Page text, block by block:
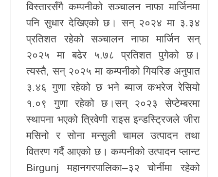
खेलकुद
Unicode
विस्तारसँगै कम्पनीको सञ्चालन नाफा मार्जिनमा
पनि सुधार देखिएको छ। सन् २०२४ मा ३.३४
प्रतिशत रहेको सञ्चालन नाफा मार्जिन सन्
२०२५ मा बढेर ५.७८ प्रतिशत पुगेको छ।
त्यस्तै, सन् २०२५ मा कम्पनीको गियरिङ अनुपात
३.४६ गुणा रहेको छ भने ब्याज कभरेज रेसियो
१.०९ गुणा रहेको छ।सन् २०२३ सेप्टेम्बरमा
स्थापना भएको त्रिवेणी राइस इन्डस्ट्रिजले जीरा
मसिनो र सोना मन्सुली चामल उत्पादन तथा
वितरण गर्दै आएको छ। कम्पनीको उत्पादन प्लान्ट
Birgunj महानगरपालिका–३२ चोर्नीमा रहेको